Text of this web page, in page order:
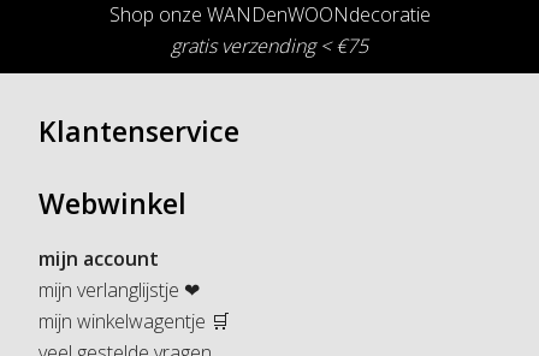
Shop onze WANDenWOONdecoratie
gratis verzending < €75
Klantenservice
Webwinkel
mijn account
mijn verlanglijstje ❤
mijn winkelwagentje 🛒